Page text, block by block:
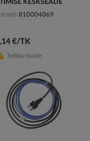
KESKSEADE
810004069
€/TK
Tellitav toode